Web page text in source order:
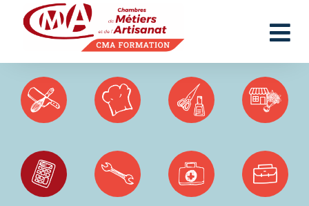
Panneau de gestion des cookies